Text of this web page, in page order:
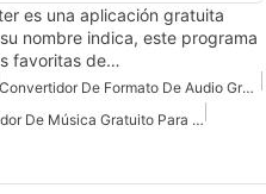
es una aplicación gratuita
nombre indica, este programa
favoritas de…
Convertidor De Formato De Audio Gratuito Para Mac
Convertidor De Música Gratuito Para Mac